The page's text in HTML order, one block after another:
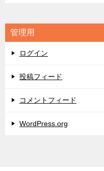
リ
ー
管理用
ログイン
投稿フィード
コメントフィード
WordPress.org